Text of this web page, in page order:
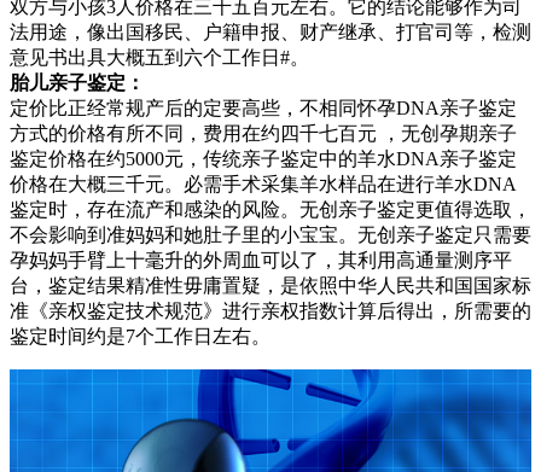
双方与小孩3人价格在三千五百元左右。它的结论能够作为司
法用途，像出国移民、户籍申报、财产继承、打官司等，检测
意见书出具大概五到六个工作日#。
胎儿亲子鉴定：
定价比正经常规产后的定要高些，不相同怀孕DNA亲子鉴定
方式的价格有所不同，费用在约四千七百元 ，无创孕期亲子
鉴定价格在约5000元，传统亲子鉴定中的羊水DNA亲子鉴定
价格在大概三千元。必需手术采集羊水样品在进行羊水DNA
鉴定时，存在流产和感染的风险。无创亲子鉴定更值得选取，
不会影响到准妈妈和她肚子里的小宝宝。无创亲子鉴定只需要
孕妈妈手臂上十毫升的外周血可以了，其利用高通量测序平
台，鉴定结果精准性毋庸置疑，是依照中华人民共和国国家标
准《亲权鉴定技术规范》进行亲权指数计算后得出，所需要的
鉴定时间约是7个工作日左右。